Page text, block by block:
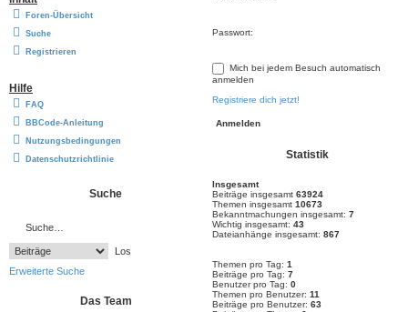
Foren-Übersicht
Suche
Registrieren
Hilfe
FAQ
BBCode-Anleitung
Nutzungsbedingungen
Datenschutzrichtlinie
Suche
Erweiterte Suche
Das Team
Passwort:
Mich bei jedem Besuch automatisch
anmelden
Registriere dich jetzt!
Statistik
Insgesamt
Beiträge insgesamt63924
Themen insgesamt10673
Bekanntmachungen insgesamt:7
Wichtig insgesamt:43
Dateianhänge insgesamt:867
Themen pro Tag:1
Beiträge pro Tag:7
Benutzer pro Tag:0
Themen pro Benutzer:11
Beiträge pro Benutzer:63